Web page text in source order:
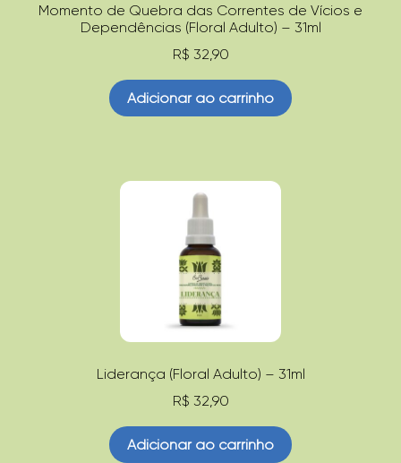
Momento de Quebra das Correntes de Vícios e
Dependências (Floral Adulto) – 31ml
R$ 32,90
Adicionar ao carrinho
Liderança (Floral Adulto) – 31ml
R$ 32,90
Adicionar ao carrinho